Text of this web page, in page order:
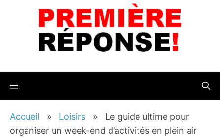
Menu
Accueil » Loisirs » Le guide ultime pour
organiser un week-end d’activités en plein air